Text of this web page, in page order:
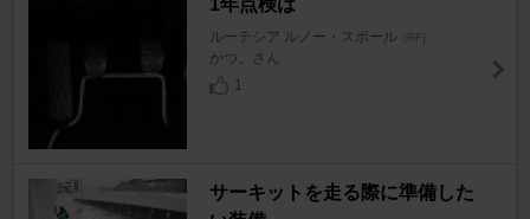
1年点検は
ルーテシア ルノー・スポール [RF]
かつ。さん
1
サーキットを走る際に準備した